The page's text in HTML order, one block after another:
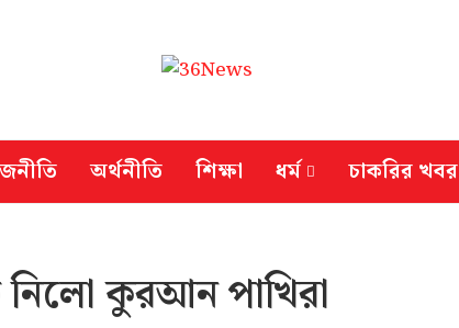
অর্থনীতি শিক্ষা ধর্ম চাকরির খবর
কুরআন পাখিরা